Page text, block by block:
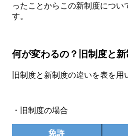
ったことからこの新制度につい
す。
何が変わるの？旧制度と
旧制度と新制度の違いを表を用
・旧制度の場合